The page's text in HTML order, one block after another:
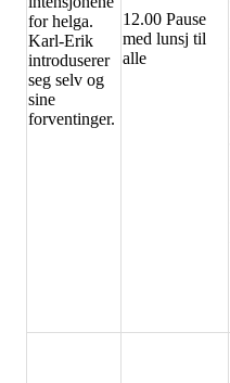
for helga.
Karl-Erik
introduserer
seg selv og
sine
forventinger.
12.00 Pause
med lunsj til
alle